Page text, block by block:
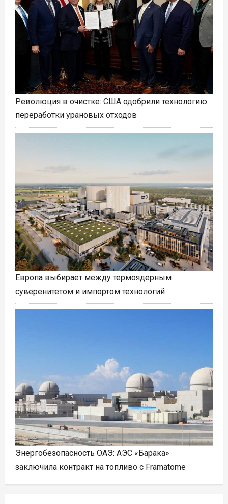
Революция в очистке: США одобрили технологию
переработки урановых отходов
Европа выбирает между термоядерным
суверенитетом и импортом технологий
Энергобезопасность ОАЭ: АЭС «Барака»
заключила контракт на топливо с Framatome